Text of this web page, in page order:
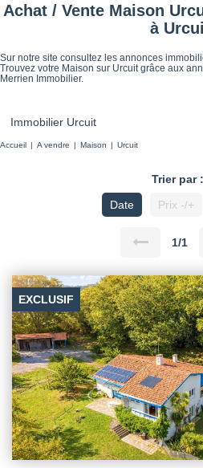
Achat / Vente Maison
à
Sur notre site consultez les annonces
Trouvez votre Maison sur Urcuit grâce aux
Merrien Immobilier.
Immobilier Urcuit
Accueil A vendre Maison Urcuit
Trier par :
Date
Prix -/+
1/1
EXCLUSIF